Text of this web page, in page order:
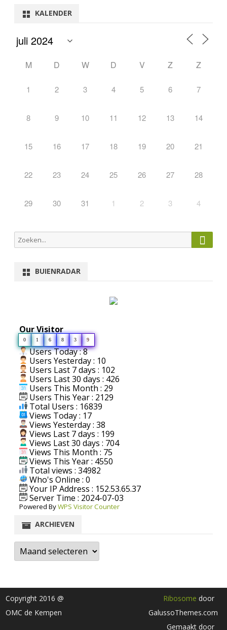
KALENDER
M D W D V Z Z
1 2 3 4 5 6 7
8 9 10 11 12 13 14
15 16 17 18 19 20 21
22 23 24 25 26 27 28
29 30 31 1 2 3 4
Zoeken
naar:
BUIENRADAR
Our Visitor
0 1 6 8 3 9
Users Today : 8
Users Yesterday : 10
Users Last 7 days : 102
Users Last 30 days : 426
Users This Month : 29
Users This Year : 2129
Total Users : 16839
Views Today : 17
Views Yesterday : 38
Views Last 7 days : 199
Views Last 30 days : 704
Views This Month : 75
Views This Year : 4550
Total views : 34982
Who's Online : 0
Your IP Address : 152.53.65.37
Server Time : 2024-07-03
Powered ByWPS Visitor Counter
ARCHIEVEN
Archieven
Copyright 2016 @
OMC de Kempen
Ribosome door
GalussoThemes.com
Gemaakt door